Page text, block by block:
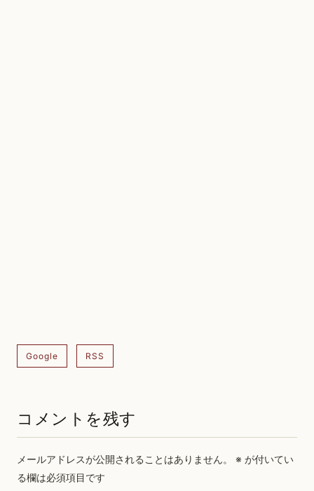
Google RSS
コメントを残す
メールアドレスが公開されることはありません。 ※ が付いてい
る欄は必須項目です